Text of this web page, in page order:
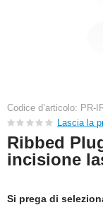
Codice d’articolo: PR-
Lascia la
Ribbed
incisione
Si prega di